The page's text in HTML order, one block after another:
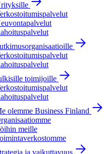
toimijoille
olemme Business Finland
meille
ja vaikuttavuus